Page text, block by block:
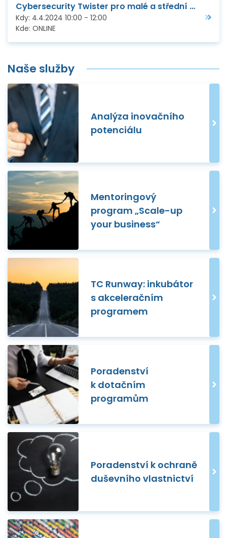
Cybersecurity Twister pro malé a střední podniky
Kdy: 4.4.2024 10:00 - 12:00
Kde: ONLINE
Naše služby
Analýza inovačního
potenciálu
Mentoringový
program „Scale-up
your business“
TC Runway: inkubátor
s akceleračním
programem
Poradenství
k dotačním
programům
Poradenství k ochraně
duševního vlastnictví